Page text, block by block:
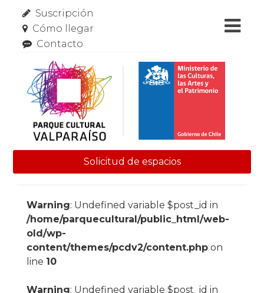
Suscripción
Cómo llegar
Contacto
Solicitud de espacios
Warning: Undefined variable $post_id in
/home/parquecultural/public_html/web-
old/wp-
content/themes/pcdv2/content.phpon
line 10
Warning: Undefined variable $post_id in